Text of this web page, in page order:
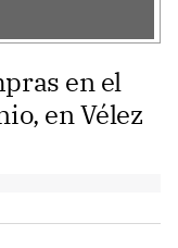
en el
en Vélez